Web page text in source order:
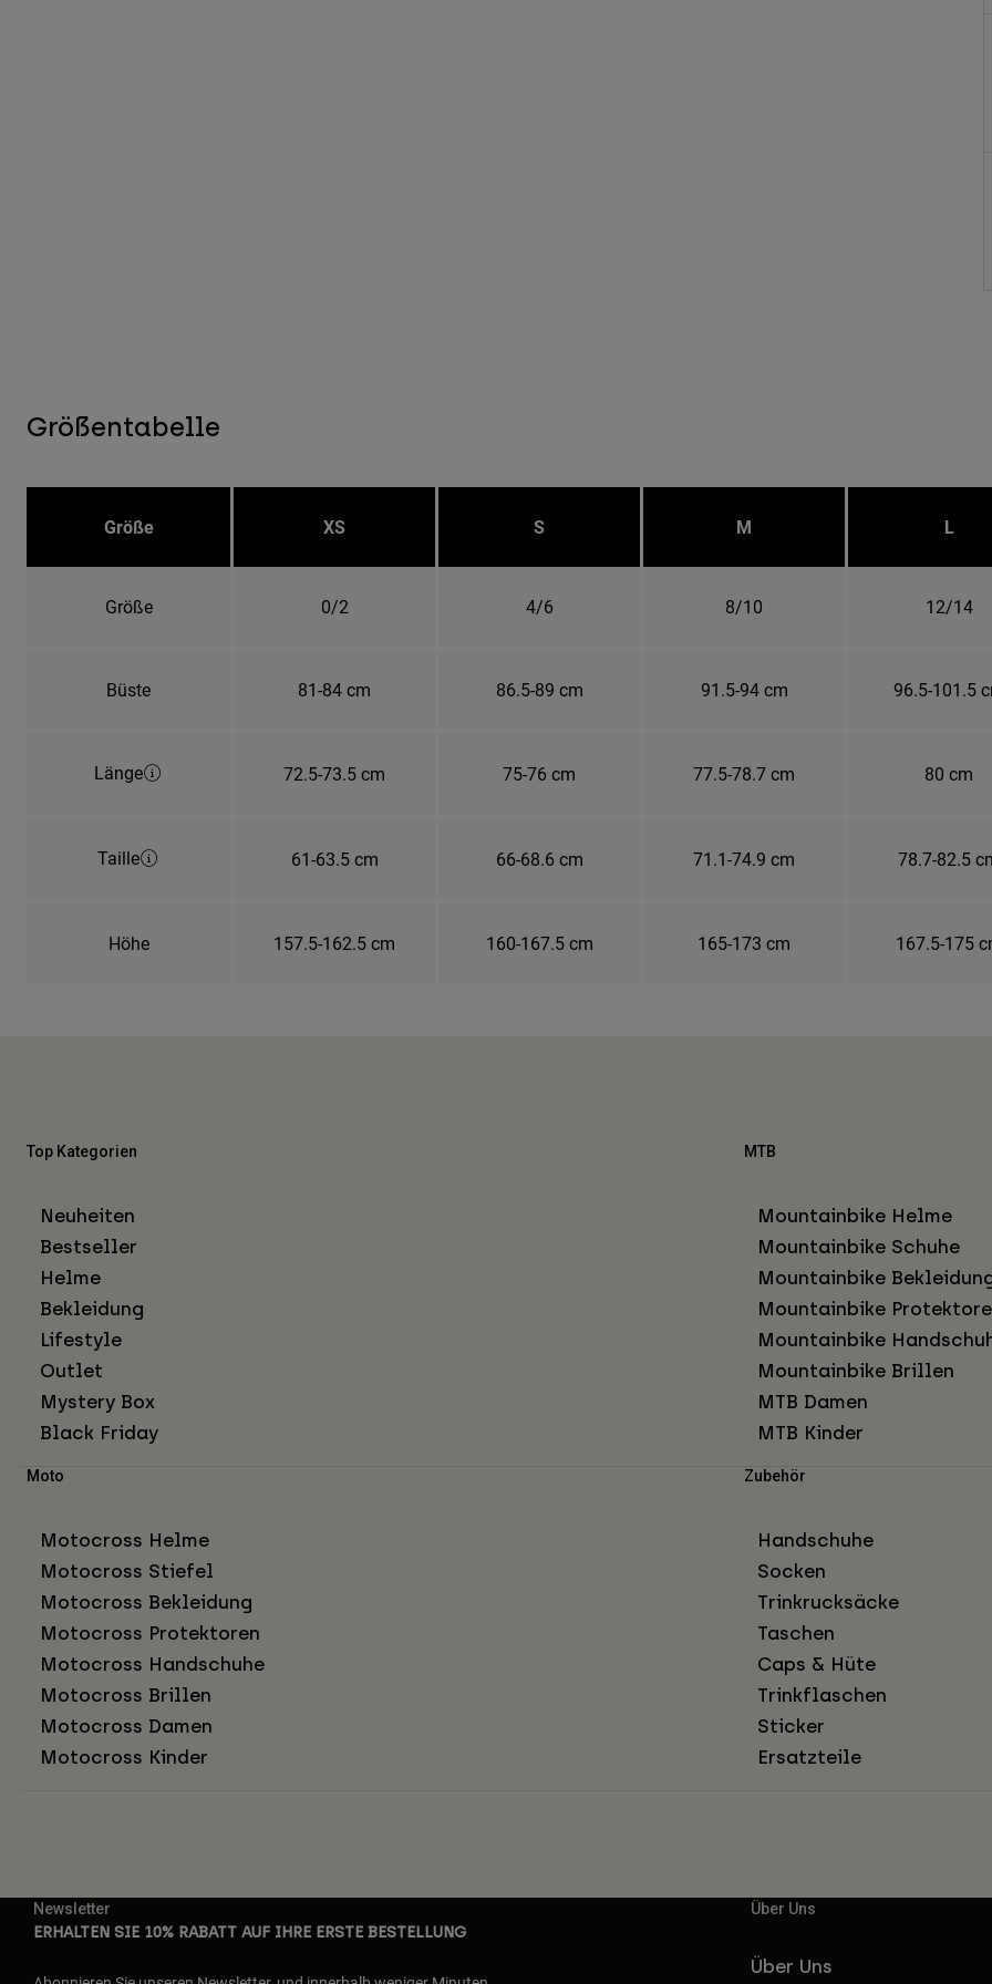
Größentabelle
Größe XS S M L
Größe 0/2 4/6 8/10 12/14
Büste 81-84 cm 86.5-89 cm 91.5-94 cm 96.5-101.5
Länge 72.5-73.5 cm 75-76 cm 77.5-78.7 cm 80 cm
Taille 61-63.5 cm 66-68.6 cm 71.1-74.9 cm 78.7-82.5
Höhe 157.5-162.5 cm 160-167.5 cm 165-173 cm 167.5-175
Top Kategorien
Neuheiten
Bestseller
Helme
Bekleidung
Lifestyle
Outlet
Mystery Box
Black Friday
MTB
Mountainbike Helme
Mountainbike Schuhe
Mountainbike
Mountainbike
Mountainbike
Mountainbike Brillen
MTB Damen
MTB Kinder
Moto
Motocross Helme
Motocross Stiefel
Motocross Bekleidung
Motocross Protektoren
Motocross Handschuhe
Motocross Brillen
Motocross Damen
Motocross Kinder
Zubehör
Handschuhe
Socken
Trinkrucksäcke
Taschen
Caps & Hüte
Trinkflaschen
Sticker
Ersatzteile
Newsletter
ERHALTEN SIE 10% RABATT AUF IHRE ERSTE BESTELLUNG
Über Uns
Über Uns